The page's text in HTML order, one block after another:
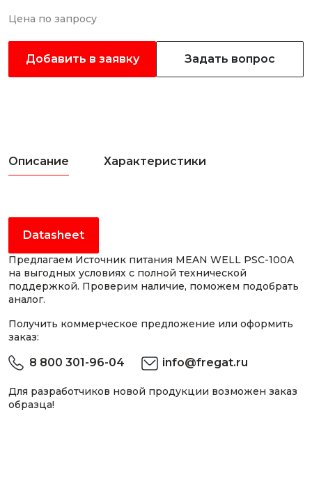
Цена по запросу
Добавить в заявку Задать вопрос
Описание Характеристики
Datasheet
Предлагаем Источник питания MEAN WELL PSC-100A
на выгодных условиях с полной технической
поддержкой. Проверим наличие, поможем подобрать
аналог.
Получить коммерческое предложение или оформить
заказ:
8 800 301-96-04 info@fregat.ru
Для разработчиков новой продукции возможен заказ
образца!